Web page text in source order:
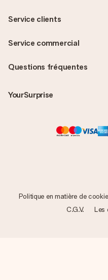
Questions fréquentes
YourSurprise
Service clients
Service commercial
Politique en matière de
C.G.V.
Les